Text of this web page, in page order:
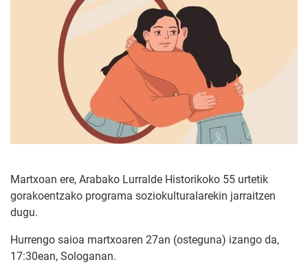
Martxoan ere, Arabako Lurralde Historikoko 55 urtetik
gorakoentzako programa soziokulturalarekin jarraitzen
dugu.
Hurrengo saioa martxoaren 27an (osteguna) izango da,
17:30ean, Sologanan.